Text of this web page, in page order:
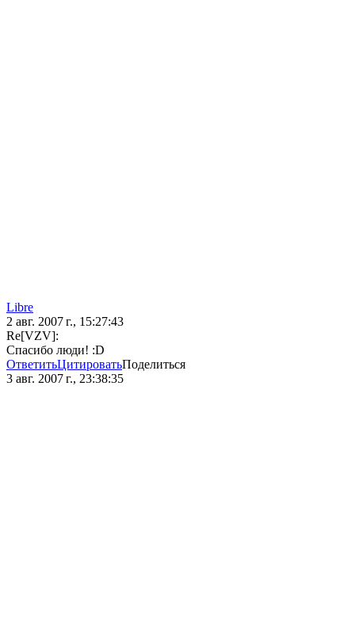
Libre
2 авг. 2007 г., 15:27:43
Re[VZV]:
Спасибо люди! :D
ОтветитьЦитироватьПоделиться
3 авг. 2007 г., 23:38:35